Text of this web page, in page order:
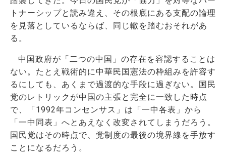
トナーシップと読み違え、その根底にある支配の論理
を見落としているならば、同じ轍を踏むおそれがあ
る。
中国政府が「二つの中国」の存在を容認することは
ない。たとえ戦術的に中華民国憲法の枠組みを許容す
るにしても、あくまで過渡的な手段に過ぎない。国民
党のレトリックが中国の主張と完全に一致した時点
で、「1992年コンセンサス」は「一中各表」から
「一中同表」へとあえなく改変されてしまうだろう。
国民党はその時点で、党制度の最後の境界線を手放す
ことになるだろう。